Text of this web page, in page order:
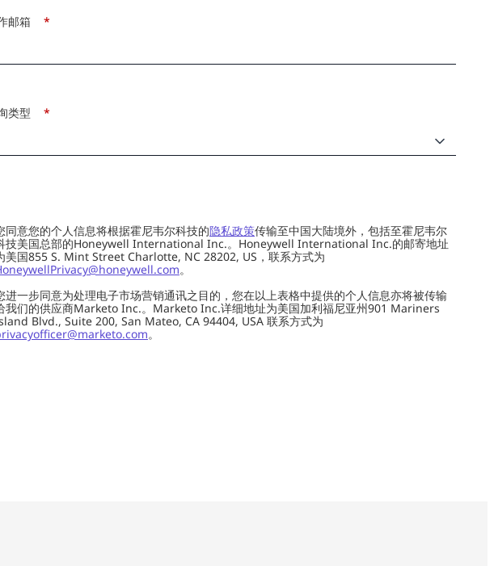
*
邮箱
*
类型
同意您的个人信息将根据霍尼韦尔科技的隐私政策传输至中国大陆境外，包括至霍尼韦尔
技美国总部的Honeywell International Inc.。Honeywell International Inc.的邮寄地址
美国855 S. Mint Street Charlotte, NC 28202, US，联系方式为
。
进一步同意为处理电子市场营销通讯之目的，您在以上表格中提供的个人信息亦将被传输
我们的供应商Marketo Inc.。Marketo Inc.详细地址为美国加利福尼亚州901 Mariners
Blvd., Suite 200, San Mateo, CA 94404, USA 联系方式为
。